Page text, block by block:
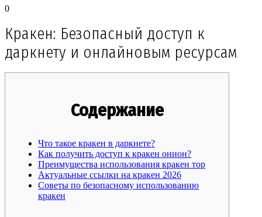
0
Кракен: Безопасный доступ к
даркнету и онлайновым ресурсам
Содержание
Что такое кракен в даркнете?
Как получить доступ к кракен онион?
Преимущества использования кракен тор
Актуальные ссылки на кракен 2026
Советы по безопасному использованию
кракен